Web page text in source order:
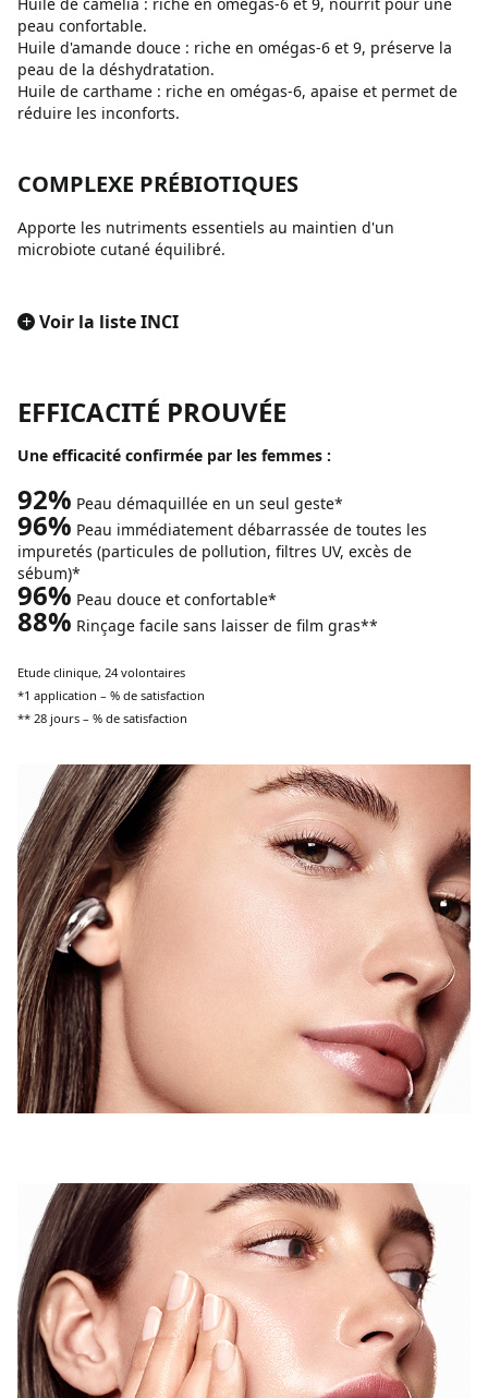
peau confortable.
Huile d'amande douce : riche en omégas-6 et 9, préserve la
peau de la déshydratation.
Huile de carthame : riche en omégas-6, apaise et permet de
réduire les inconforts.
COMPLEXE PRÉBIOTIQUES
Apporte les nutriments essentiels au maintien d'un
microbiote cutané équilibré.
+ Voir la liste INCI
EFFICACITÉ PROUVÉE
Une efficacité confirmée par les femmes :
92% Peau démaquillée en un seul geste*
96% Peau immédiatement débarrassée de toutes les
impuretés (particules de pollution, filtres UV, excès de
sébum)*
96% Peau douce et confortable*
88% Rinçage facile sans laisser de film gras**
Etude clinique, 24 volontaires
*1 application – % de satisfaction
** 28 jours – % de satisfaction